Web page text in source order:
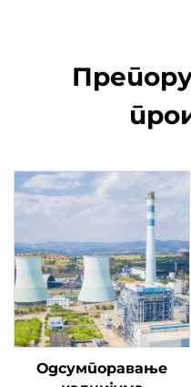
Одсумпоравање